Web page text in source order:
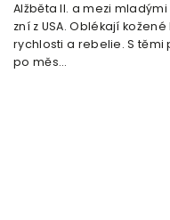
Alžběta II. a mezi
zní z USA. Oblékají
rychlosti a rebelie. S
po měs...